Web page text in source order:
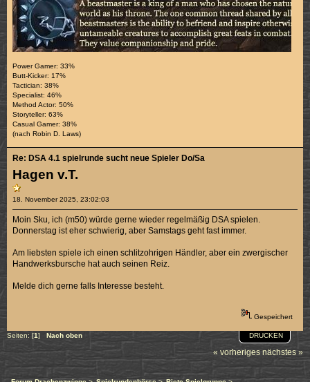
Power Gamer: 33%
Butt-Kicker: 17%
Tactician: 38%
Specialist: 46%
Method Actor: 50%
Storyteller: 63%
Casual Gamer: 38%
(nach Robin D. Laws)
Hagen v.T.
18. November 2025, 23:02:03
Re: DSA 4.1 spielrunde sucht neue Spieler Do/Sa
Moin Sku, ich (m50) würde gerne wieder regelmäßig DSA spielen.
Donnerstag ist eher schwierig, aber Samstags geht fast immer.
Am liebsten spiele ich einen schlitzohrigen Händler, aber ein zwergischer
Handwerksbursche hat auch seinen Reiz.
Melde dich gerne falls Interesse besteht.
Gespeichert
DRUCKEN
Seiten: [1] Nach oben
« vorheriges nächstes »